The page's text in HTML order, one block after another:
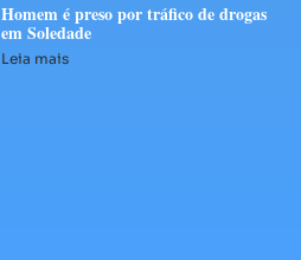
Homem é preso por tráfico de drogas
em Soledade
Leia mais